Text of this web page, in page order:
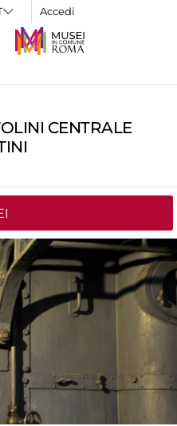
Accedi
CENTRALE